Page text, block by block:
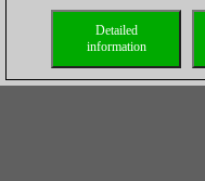
Detailed
information